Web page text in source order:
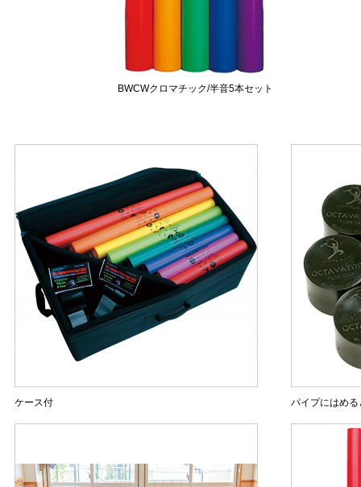
BWCWクロマチック/半音5本セット
ケース付 パイプにはめ